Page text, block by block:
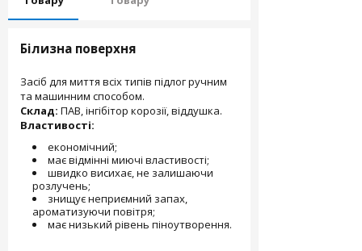
Білизна поверхня
Засіб для миття всіх типів підлог ручним
та машинним способом.
Склад: ПАВ, інгібітор корозії, віддушка.
Властивості:
економічний;
має відмінні миючі властивості;
швидко висихає, не залишаючи
розлучень;
знищує неприємний запах,
ароматизуючи повітря;
має низький рівень піноутворення.